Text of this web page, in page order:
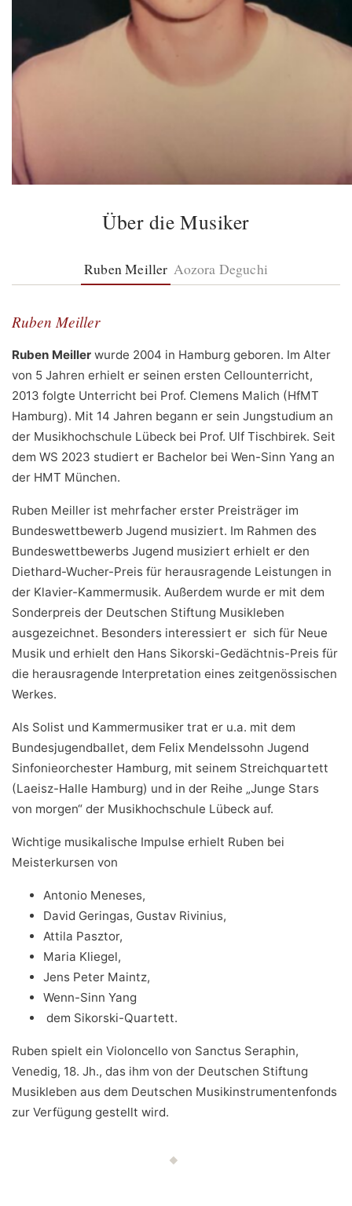
Über die Musiker
Ruben Meiller Aozora Deguchi
Ruben Meiller
Ruben Meiller wurde 2004 in Hamburg geboren. Im Alter
von 5 Jahren erhielt er seinen ersten Cellounterricht,
2013 folgte Unterricht bei Prof. Clemens Malich (HfMT
Hamburg). Mit 14 Jahren begann er sein Jungstudium an
der Musikhochschule Lübeck bei Prof. Ulf Tischbirek. Seit
dem WS 2023 studiert er Bachelor bei Wen-Sinn Yang an
der HMT München.
Ruben Meiller ist mehrfacher erster Preisträger im
Bundeswettbewerb Jugend musiziert. Im Rahmen des
Bundeswettbewerbs Jugend musiziert erhielt er den
Diethard-Wucher-Preis für herausragende Leistungen in
der Klavier-Kammermusik. Außerdem wurde er mit dem
Sonderpreis der Deutschen Stiftung Musikleben
ausgezeichnet. Besonders interessiert er sich für Neue
Musik und erhielt den Hans Sikorski-Gedächtnis-Preis für
die herausragende Interpretation eines zeitgenössischen
Werkes.
Als Solist und Kammermusiker trat er u.a. mit dem
Bundesjugendballet, dem Felix Mendelssohn Jugend
Sinfonieorchester Hamburg, mit seinem Streichquartett
(Laeisz-Halle Hamburg) und in der Reihe „Junge Stars
von morgen“ der Musikhochschule Lübeck auf.
Wichtige musikalische Impulse erhielt Ruben bei
Meisterkursen von
Antonio Meneses,
David Geringas, Gustav Rivinius,
Attila Pasztor,
Maria Kliegel,
Jens Peter Maintz,
Wenn-Sinn Yang
dem Sikorski-Quartett.
Ruben spielt ein Violoncello von Sanctus Seraphin,
Venedig, 18. Jh., das ihm von der Deutschen Stiftung
Musikleben aus dem Deutschen Musikinstrumentenfonds
zur Verfügung gestellt wird.